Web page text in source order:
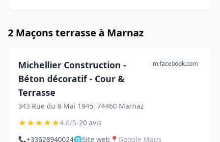
2 Maçons terrasse à Marnaz
Michellier Construction -
Béton décoratif - Cour &
Terrasse
343 Rue du 8 Mai 1945, 74460 Marnaz
m.facebook.com
★★★★★4.8/5•20 avis
📞+33628940024🌐Site web 📍 Google Maps